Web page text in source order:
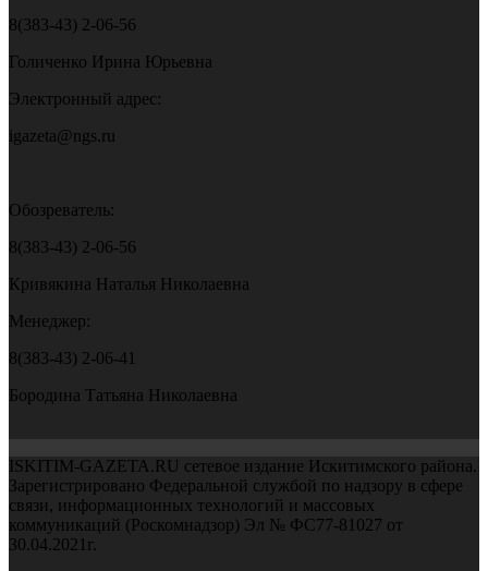
8(383-43) 2-06-56
Голиченко Ирина Юрьевна
Электронный адрес:
igazeta@ngs.ru
Обозреватель:
8(383-43) 2-06-56
Кривякина Наталья Николаевна
Менеджер:
8(383-43) 2-06-41
Бородина Татьяна Николаевна
ISKITIM-GAZETA.RU сетевое издание Искитимского района.
Зарегистрировано Федеральной службой по надзору в сфере
связи, информационных технологий и массовых
коммуникаций (Роскомнадзор) Эл № ФС77-81027 от
30.04.2021г.